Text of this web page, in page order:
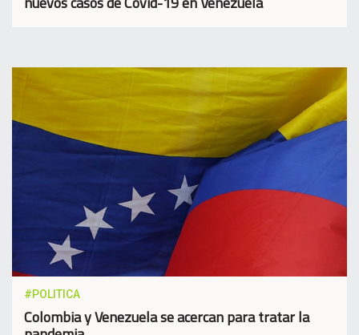
#POLITICA
Colombia y Venezuela se acercan para tratar la